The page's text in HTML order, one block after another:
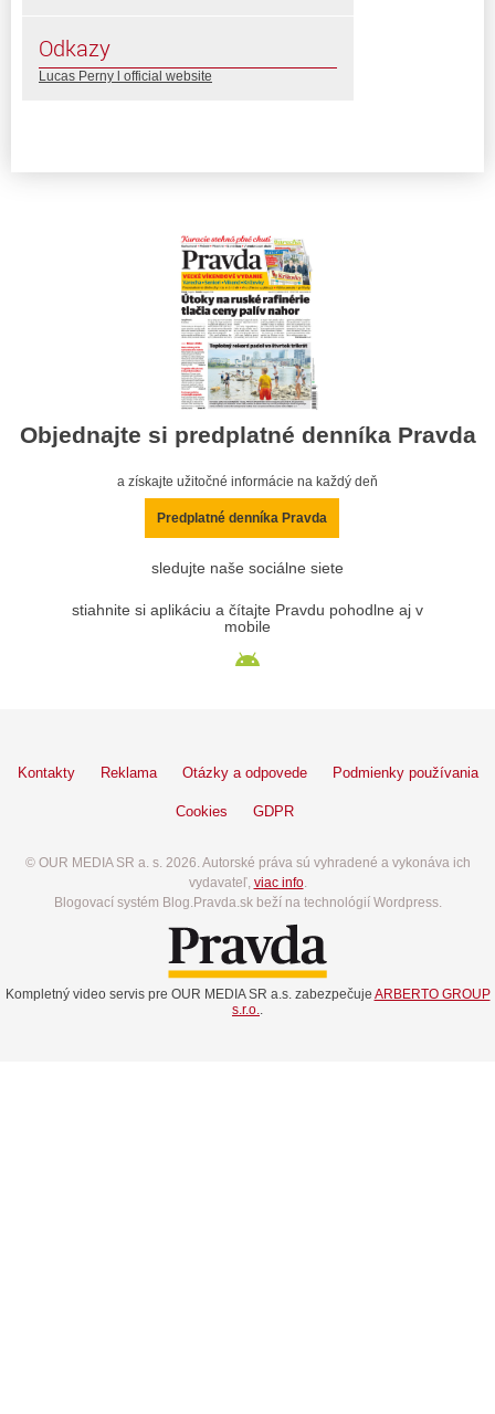
Odkazy
Lucas Perny l official website
Objednajte si predplatné denníka Pravda
a získajte užitočné informácie na každý deň
Predplatné denníka Pravda
sledujte naše sociálne siete
stiahnite si aplikáciu a čítajte Pravdu pohodlne aj v
mobile
Kontakty Reklama Otázky a odpovede Podmienky používania
Cookies GDPR
© OUR MEDIA SR a. s. 2026. Autorské práva sú vyhradené a vykonáva ich
vydavateľ, viac info.
Blogovací systém Blog.Pravda.sk beží na technológií Wordpress.
Kompletný video servis pre OUR MEDIA SR a.s. zabezpečuje ARBERTO GROUP
s.r.o..